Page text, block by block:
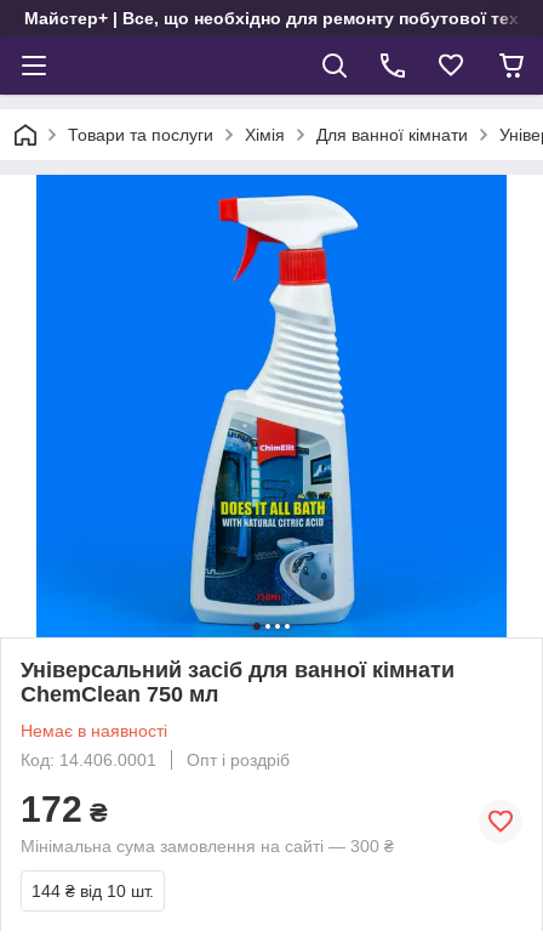
Майстер+ | Все, що необхідно для ремонту побутової
Товари та послуги Хімія Для ванної кімнати
Універсальний засіб для ванної кімнати
ChemClean 750 мл
Немає в наявності
Код: 14.406.0001
Опт і роздріб
172 ₴
Мінімальна сума замовлення на сайті — 300 ₴
144 ₴ від 10 шт.